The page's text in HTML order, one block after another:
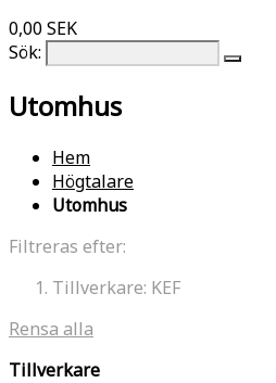
0,00 SEK
Sök:
Utomhus
Hem
Högtalare
Utomhus
Filtreras efter:
Tillverkare: KEF
Rensa alla
Tillverkare